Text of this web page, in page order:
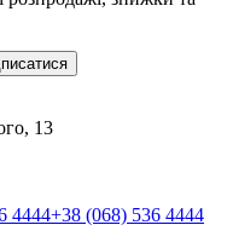
13
4444+38 (068) 536 4444